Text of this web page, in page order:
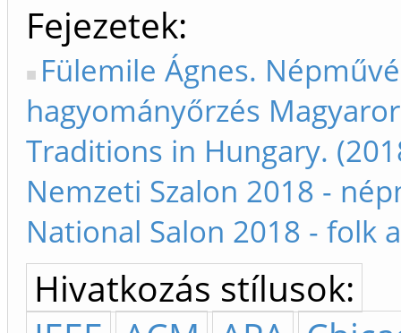
Fejezetek
Fülemile Ágnes.
hagyományőrzés
Traditions in Hungary.
Nemzeti Szalon 2018 -
National Salon 2018 - folk
Hivatkozás stílusok: